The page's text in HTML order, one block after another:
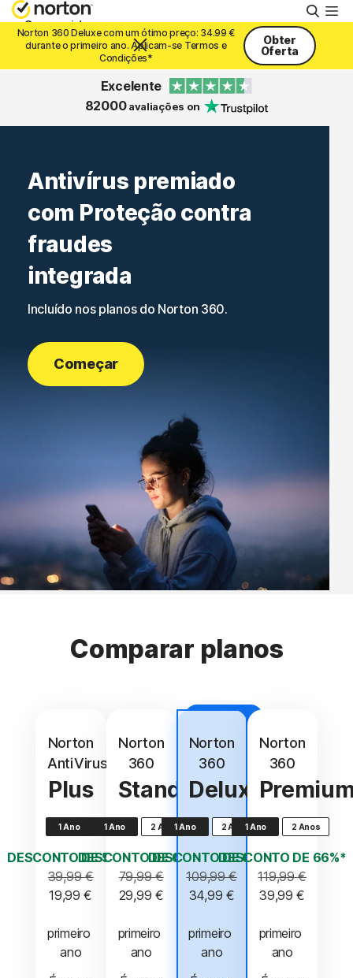
Consumidor
Suporte
Experimentar Grátis
Iniciar Sessão
Norton 360 Deluxe com um ótimo preço: 34.99 €
durante o primeiro ano. Aplicam-se Termos e
Condições*
Obter
Oferta
Excelente
82000avaliações on
Antivírus premiado
com Proteção contra
fraudes
integrada
Incluído nos planos do Norton 360.
Começar
Comparar planos
Norton
AntiVirus
Plus
1 Ano
DESCONTO DE 50%*
39,99 €
19,99 €
primeiro
ano
Norton
360
Standard
1 Ano 2 Anos
DESCONTO DE 62%*
79,99 €
29,99 €
primeiro
ano
O
Valor
Norton
360
Deluxe
1 Ano 2 Anos
DESCONTO DE 68%*
109,99 €
34,99 €
primeiro
ano
Norton
360
1 Ano 2 Anos
DESCONTO DE 66%*
119,99 €
39,99 €
primeiro
ano